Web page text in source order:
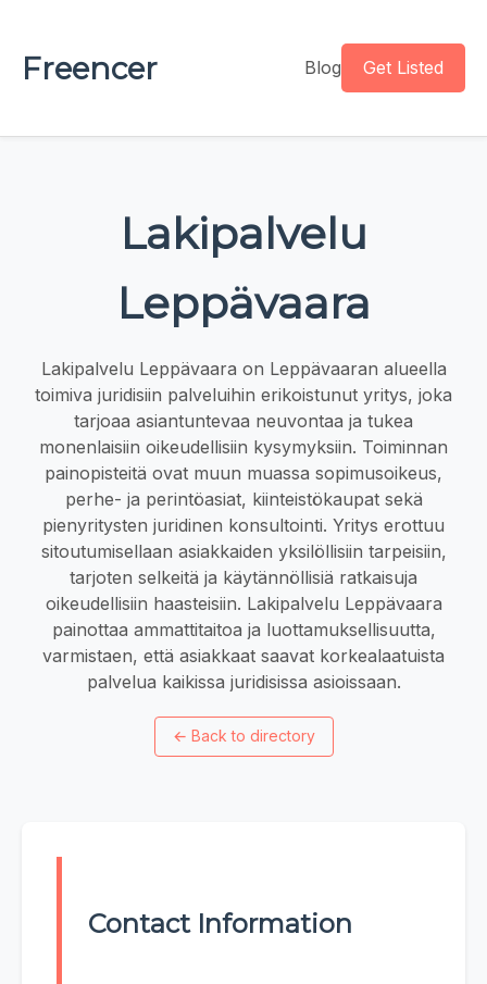
Freencer Blog Get Listed
Lakipalvelu
Leppävaara
Lakipalvelu Leppävaara on Leppävaaran alueella
toimiva juridisiin palveluihin erikoistunut yritys, joka
tarjoaa asiantuntevaa neuvontaa ja tukea
monenlaisiin oikeudellisiin kysymyksiin. Toiminnan
painopisteitä ovat muun muassa sopimusoikeus,
perhe- ja perintöasiat, kiinteistökaupat sekä
pienyritysten juridinen konsultointi. Yritys erottuu
sitoutumisellaan asiakkaiden yksilöllisiin tarpeisiin,
tarjoten selkeitä ja käytännöllisiä ratkaisuja
oikeudellisiin haasteisiin. Lakipalvelu Leppävaara
painottaa ammattitaitoa ja luottamuksellisuutta,
varmistaen, että asiakkaat saavat korkealaatuista
palvelua kaikissa juridisissa asioissaan.
← Back to directory
Contact Information